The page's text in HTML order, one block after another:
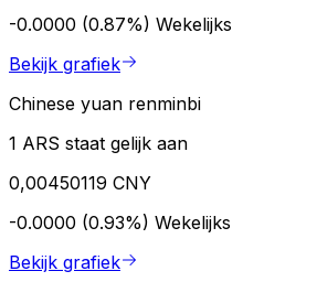
-0.0000 (0.87%) Wekelijks
Bekijk grafiek
Chinese yuan renminbi
1 ARS staat gelijk aan
0,00450119 CNY
-0.0000 (0.93%) Wekelijks
Bekijk grafiek